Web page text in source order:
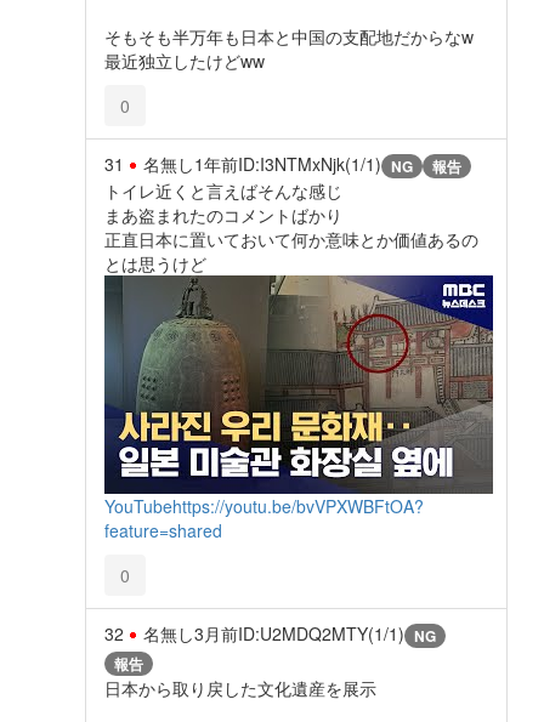
そもそも半万年も日本と中国の支配地だからなw
最近独立したけどww
0
31 名無し1年前ID:I3NTMxNjk(1/1) NG 報告
トイレ近くと言えばそんな感じ
まあ盗まれたのコメントばかり
正直日本に置いておいて何か意味とか価値あるの
とは思うけど
YouTubehttps://youtu.be/bvVPXWBFtOA?
feature=shared
0
32 名無し3月前ID:U2MDQ2MTY(1/1) NG
報告
日本から取り戻した文化遺産を展示